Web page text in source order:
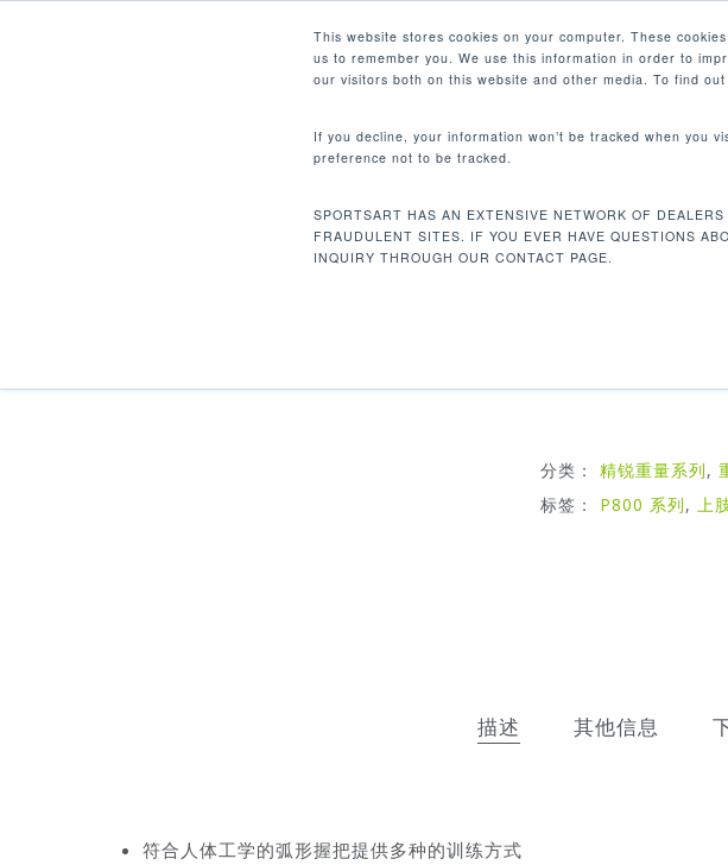
This website stores cookies on your computer. These
us to remember you. We use this information in order to
our visitors both on this website and other media. To find
If you decline, your information won’t be tracked when you
preference not to be tracked.
SPORTSART HAS AN EXTENSIVE NETWORK OF
FRAUDULENT SITES. IF YOU EVER HAVE QUESTIONS
INQUIRY THROUGH OUR CONTACT PAGE.
LinkedIn
Hit enter to search or ESC to close
P826 高拉背
我们的高拉背阔训练
分类： 精锐重量系列,
标签： P800 系列, 上
描述 其他信息
符合人体工学的弧形握把提供多种的训练方式